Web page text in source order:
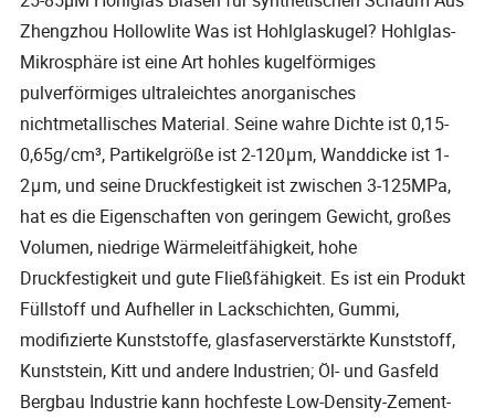
Zhengzhou Hollowlite Was ist Hohlglaskugel? Hohlglas-
Mikrosphäre ist eine Art hohles kugelförmiges
pulverförmiges ultraleichtes anorganisches
nichtmetallisches Material. Seine wahre Dichte ist 0,15-
0,65g/cm³, Partikelgröße ist 2-120μm, Wanddicke ist 1-
2μm, und seine Druckfestigkeit ist zwischen 3-125MPa,
hat es die Eigenschaften von geringem Gewicht, großes
Volumen, niedrige Wärmeleitfähigkeit, hohe
Druckfestigkeit und gute Fließfähigkeit. Es ist ein Produkt
Füllstoff und Aufheller in Lackschichten, Gummi,
modifizierte Kunststoffe, glasfaserverstärkte Kunststoff,
Kunststein, Kitt und andere Industrien; Öl- und Gasfeld
Bergbau Industrie kann hochfeste Low-Density-Zement-